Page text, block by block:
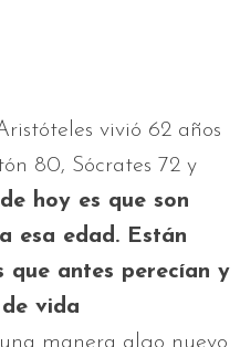
vivió 62 años
80, Sócrates 72 y
hoy es que son
esa edad. Están
que antes perecían y
vida